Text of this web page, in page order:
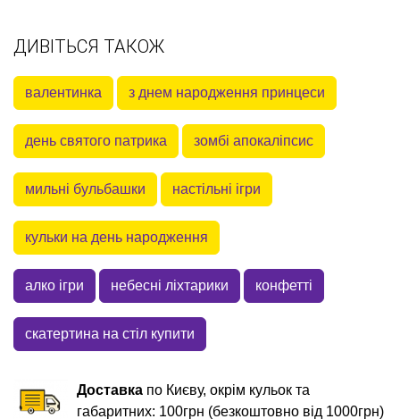
ДИВІТЬСЯ ТАКОЖ
валентинка з днем народження принцеси
день святого патрика зомбі апокаліпсис
мильні бульбашки настільні ігри
кульки на день народження
алко ігри небесні ліхтарики конфетті
скатертина на стіл купити
Доставка по Києву, окрім кульок та
габаритних: 100грн (безкоштовно від 1000грн)